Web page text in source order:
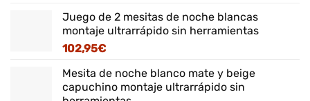
Juego de 2 mesitas de noche blancas
montaje ultrarrápido sin herramientas
102,95€
Mesita de noche blanco mate y beige
capuchino montaje ultrarrápido sin